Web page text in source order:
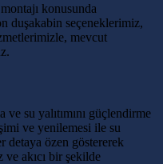
konusunda
duşakabin seçeneklerimiz,
mevcut
su yalıtımını güçlendirme
ve yenilemesi ile su
detaya özen göstererek
akıcı bir şekilde